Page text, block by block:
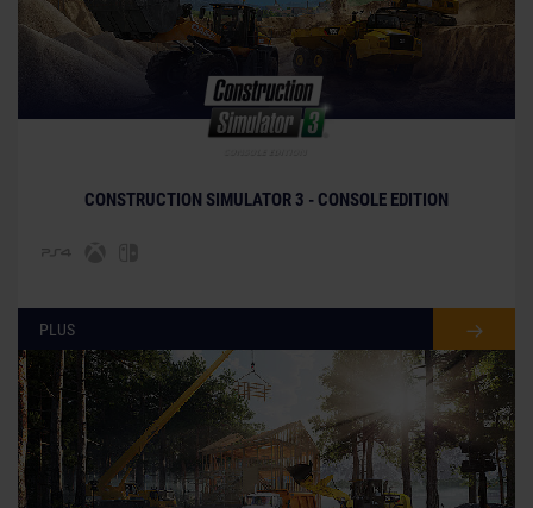
© [Translate to French:]
CONSTRUCTION SIMULATOR 3 - CONSOLE EDITION
PLUS